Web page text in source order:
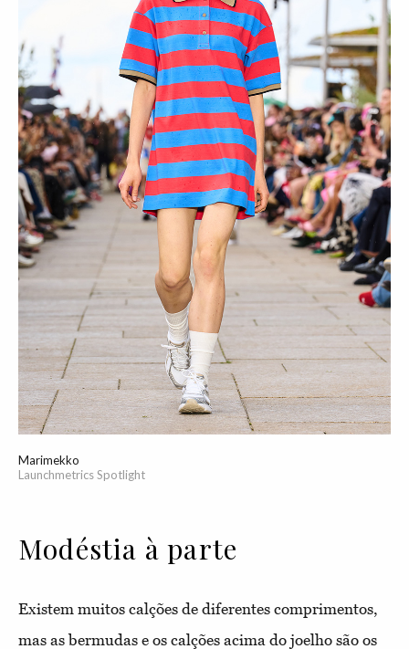
Marimekko
Launchmetrics Spotlight
Modéstia à parte
Existem muitos calções de diferentes comprimentos,
mas as bermudas e os calções acima do joelho são os